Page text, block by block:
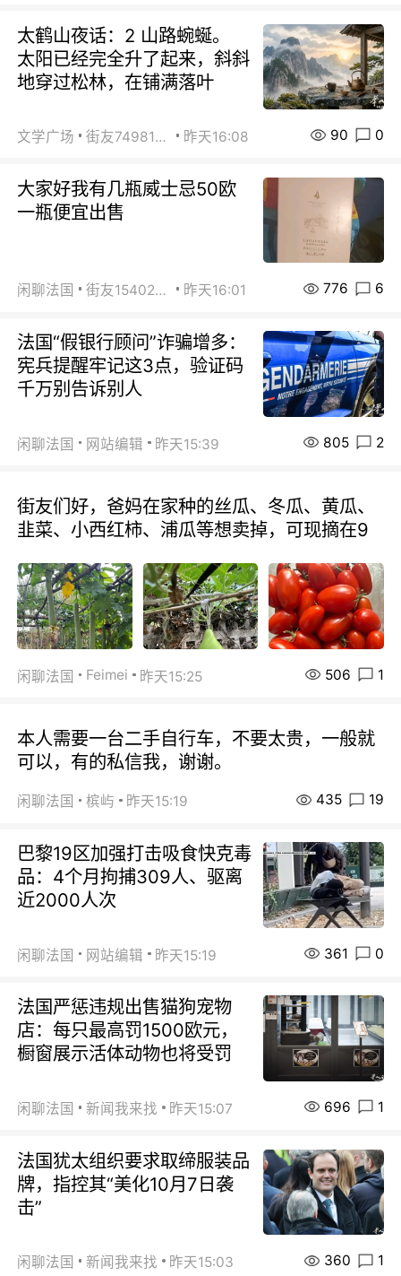
太鹤山夜话：2 山路蜿蜒。
太阳已经完全升了起来，斜斜
地穿过松林，在铺满落叶
文学广场 街友74981146 昨天16:08 90 0
大家好我有几瓶威士忌50欧
一瓶便宜出售
闲聊法国 街友15402223 昨天16:01 776 6
法国“假银行顾问”诈骗增多：
宪兵提醒牢记这3点，验证码
千万别告诉别人
闲聊法国 网站编辑 昨天15:39 805 2
街友们好，爸妈在家种的丝瓜、冬瓜、黄瓜、
韭菜、小西红柿、浦瓜等想卖掉，可现摘在9
闲聊法国 Feimei 昨天15:25 506 1
本人需要一台二手自行车，不要太贵，一般就
可以，有的私信我，谢谢。
闲聊法国 槟屿 昨天15:19 435 19
巴黎19区加强打击吸食快克毒
品：4个月拘捕309人、驱离
近2000人次
闲聊法国 网站编辑 昨天15:19 361 0
法国严惩违规出售猫狗宠物
店：每只最高罚1500欧元，
橱窗展示活体动物也将受罚
闲聊法国 新闻我来找 昨天15:07 696 1
法国犹太组织要求取缔服装品
牌，指控其“美化10月7日袭
击”
闲聊法国 新闻我来找 昨天15:03 360 1